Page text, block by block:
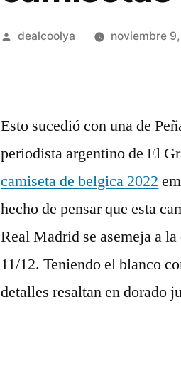
Publicado
dealcoolya noviembre
Esto sucedió con una de
periodista argentino de El
camiseta de belgica 2022
hecho de pensar que esta
Real Madrid se asemeja a
11/12. Teniendo el blanco
detalles resaltan en dorado